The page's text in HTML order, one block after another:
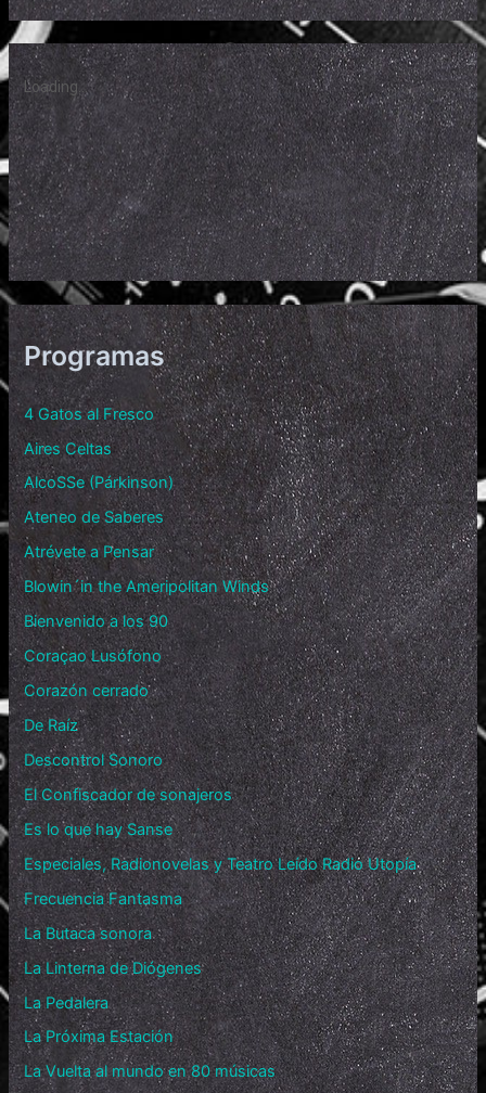
Programas
4 Gatos al Fresco
Aires Celtas
AlcoSSe (Párkinson)
Ateneo de Saberes
Atrévete a Pensar
Blowin´in the Ameripolitan Winds
Bienvenido a los 90
Coraçao Lusófono
Corazón cerrado
De Raíz
Descontrol Sonoro
El Confiscador de sonajeros
Es lo que hay Sanse
Especiales, Radionovelas y Teatro Leído Radio Utopía
Frecuencia Fantasma
La Butaca sonora
La Linterna de Diógenes
La Pedalera
La Próxima Estación
La Vuelta al mundo en 80 músicas